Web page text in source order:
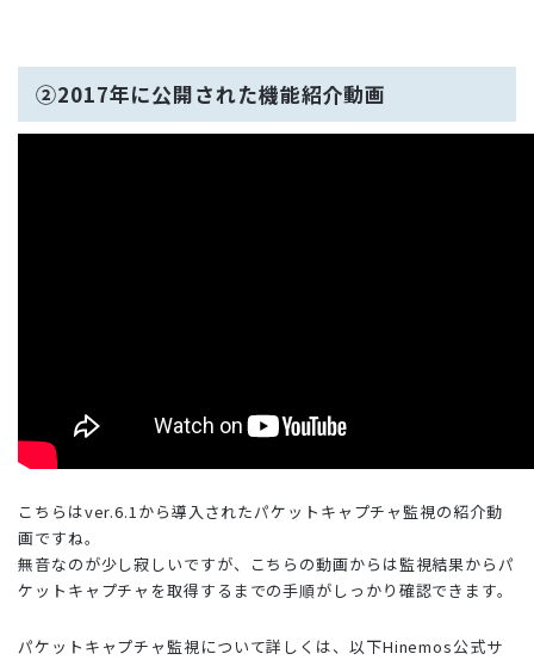
②2017年に公開された機能紹介動画
こちらはver.6.1から導入されたパケットキャプチャ監視の紹介動
画ですね。
無音なのが少し寂しいですが、こちらの動画からは監視結果からパ
ケットキャプチャを取得するまでの手順がしっかり確認できます。
パケットキャプチャ監視について詳しくは、以下Hinemos公式サ